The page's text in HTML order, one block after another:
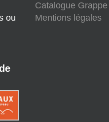
ou
Catalogue
Mentions légales